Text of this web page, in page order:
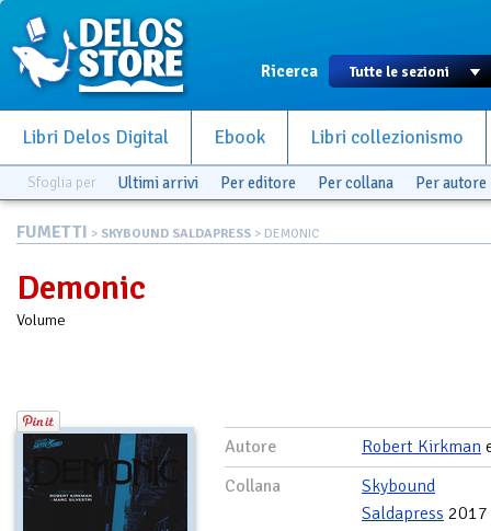
Ricerca
Libri Delos Digital Ebook Libri collezionismo
Sfoglia per Ultimi arrivi Per editore Per collana Per autore
FUMETTI > SKYBOUND SALDAPRESS > DEMONIC
Demonic
Volume
Autore Robert Kirkman
Collana
Skybound
Saldapress